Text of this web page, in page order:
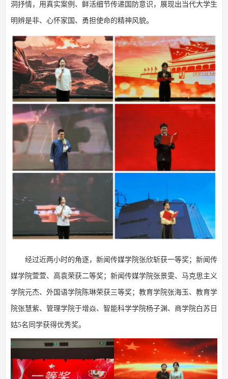
洞抒情，用真实案例、鲜活细节传递国防意识，展现出当代大学生
明辨是非、心怀家国、勇担使命的精神风貌。
经过近两小时的角逐，新闻传媒学院张欣斩获一等奖；新闻传
媒学院萱萱、高袁荣获二等奖；新闻传媒学院张景雯、马克思主义
学院元杰、外国语学院陈琳荣获三等奖；教育学院张海玉、教育学
院张慧紫、管理学院于增焱、智能科学学院杨子渊、商学院白苏日
姑5名同学获得优秀奖。